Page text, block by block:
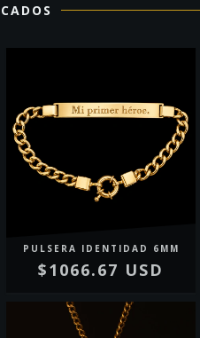
PULSERA IDENTIDAD 6MM
$1066.67 USD